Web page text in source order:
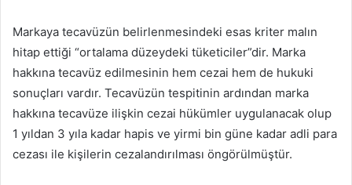
Markaya tecavüzün belirlenmesindeki esas kriter malın
hitap ettiği “ortalama düzeydeki tüketiciler”dir. Marka
hakkına tecavüz edilmesinin hem cezai hem de hukuki
sonuçları vardır. Tecavüzün tespitinin ardından marka
hakkına tecavüze ilişkin cezai hükümler uygulanacak olup
1 yıldan 3 yıla kadar hapis ve yirmi bin güne kadar adli para
cezası ile kişilerin cezalandırılması öngörülmüştür.